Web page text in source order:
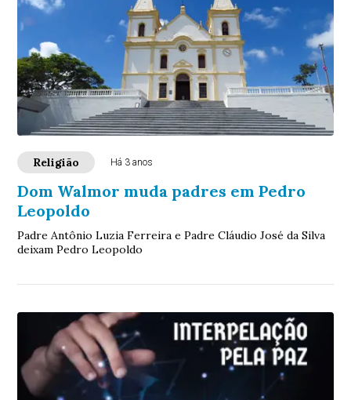
Religião Há 3 anos
Dom Walmor muda padres em Pedro
Leopoldo
Padre Antônio Luzia Ferreira e Padre Cláudio José da Silva
deixam Pedro Leopoldo